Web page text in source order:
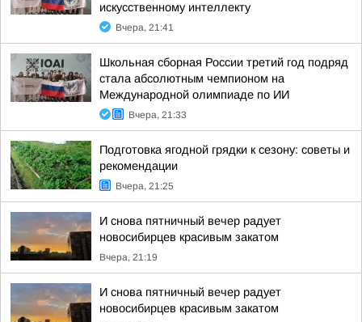
искусственному интеллекту
Вчера, 21:41
Школьная сборная России третий год подряд
стала абсолютным чемпионом на
Международной олимпиаде по ИИ
Вчера, 21:33
Подготовка ягодной грядки к сезону: советы и
рекомендации
Вчера, 21:25
И снова пятничный вечер радует
новосибирцев красивым закатом
Вчера, 21:19
И снова пятничный вечер радует
новосибирцев красивым закатом